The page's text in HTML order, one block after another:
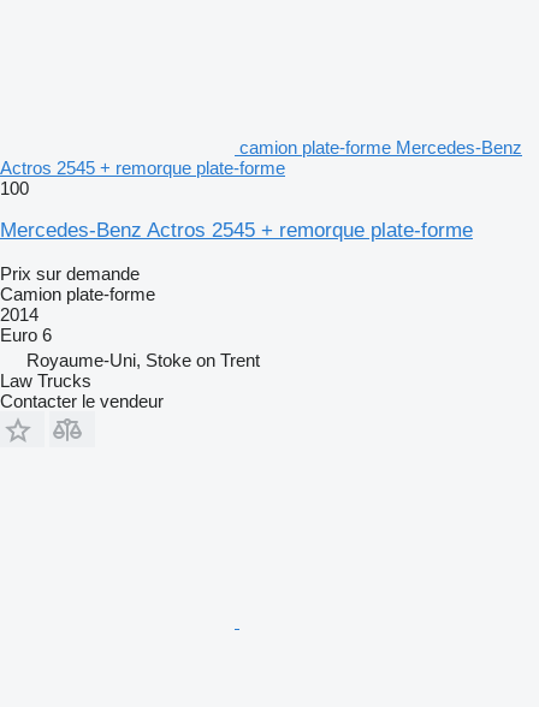
camion plate-forme Mercedes-Benz
Actros 2545 + remorque plate-forme
100
Mercedes-Benz Actros 2545 + remorque plate-forme
Prix sur demande
Camion plate-forme
2014
Euro 6
Royaume-Uni, Stoke on Trent
Law Trucks
Contacter le vendeur